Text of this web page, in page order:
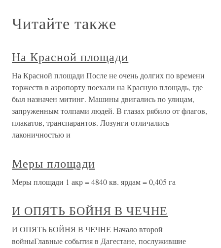
Читайте также
На Красной площади
На Красной площади После не очень долгих по времени
торжеств в аэропорту поехали на Красную площадь, где
был назначен митинг. Машины двигались по улицам,
запруженным толпами людей. В глазах рябило от флагов,
плакатов, транспарантов. Лозунги отличались
лаконичностью и
Меры площади
Меры площади 1 акр = 4840 кв. ярдам = 0,405 га
И ОПЯТЬ БОЙНЯ В ЧЕЧНЕ
И ОПЯТЬ БОЙНЯ В ЧЕЧНЕ Начало второй
войныГлавные события в Дагестане, послужившие